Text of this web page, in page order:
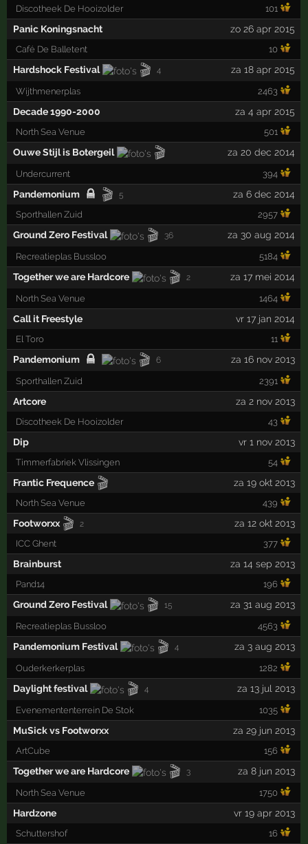
Discotheek De Hooizolder 101
Panic Koningsnacht zo 26 apr 2015
Café De Balletent 10
Hardshock Festival 🎬 4 za 18 apr 2015
Wijthmenerplas 2463
Decade 1990-2000 za 4 apr 2015
North Sea Venue 501
Ouwe Stijl is Botergeil 🎬 za 20 dec 2014
Undercurrent 394
Pandemonium 🎬 5 za 6 dec 2014
Sporthallen Zuid 2957
Ground Zero Festival 🎬 36 za 30 aug 2014
Recreatieplas Bussloo 5184
Together we are Hardcore 🎬 2 za 17 mei 2014
North Sea Venue 1464
Call it Freestyle vr 17 jan 2014
El Toro 11
Pandemonium 🎬 6 za 16 nov 2013
Sporthallen Zuid 2391
Artcore za 2 nov 2013
Discotheek De Hooizolder 43
Dip vr 1 nov 2013
Timmerfabriek Vlissingen 54
Frantic Frequence 🎬 za 19 okt 2013
North Sea Venue 439
Footworxx 🎬 2 za 12 okt 2013
ICC Ghent 377
Brainburst za 14 sep 2013
Pand14 196
Ground Zero Festival 🎬 15 za 31 aug 2013
Recreatieplas Bussloo 4563
Pandemonium Festival 🎬 4 za 3 aug 2013
Ouderkerkerplas 1282
Daylight festival 🎬 4 za 13 jul 2013
Evenemententerrein De Stok 1035
MuSick vs Footworxx za 29 jun 2013
ArtCube 156
Together we are Hardcore 🎬 3 za 8 jun 2013
North Sea Venue 1750
Hardzone vr 19 apr 2013
Schuttershof 16